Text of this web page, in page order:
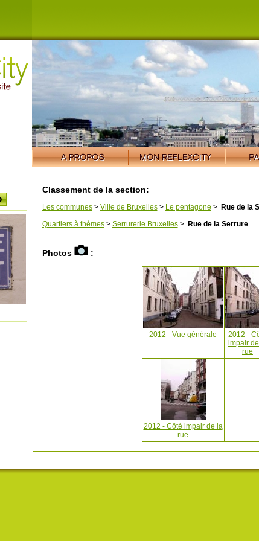
Classement de la section:
Les communes> Ville de Bruxelles> Le pentagone >
Rue de la
Quartiers à thèmes> Serrurerie Bruxelles> Rue de la Serrure
Photos :
2012 - Vue générale
2012 -
impair
rue
2012 - Côté impair de la
rue